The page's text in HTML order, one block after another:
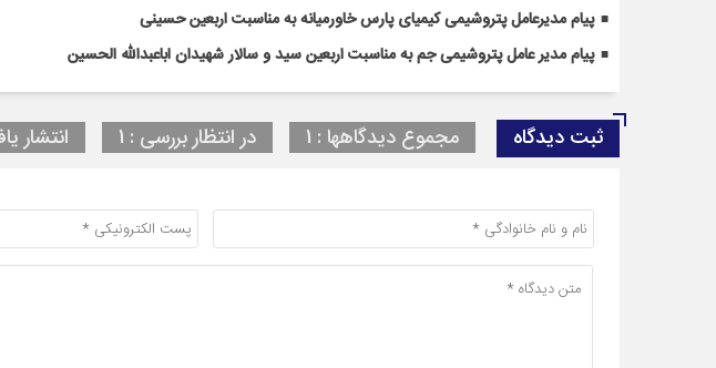
پیام مدیرعامل پتروشیمی کیمیای پارس خاورمیانه به مناسبت اربعین حسینی
پیام مدیر عامل پتروشیمی جم به مناسبت اربعین سید و سالار شهیدان اباعبدالله الحسین
ثبت دیدگاه مجموع دیدگاهها : 1 در انتظار بررسی : 1 انتشار